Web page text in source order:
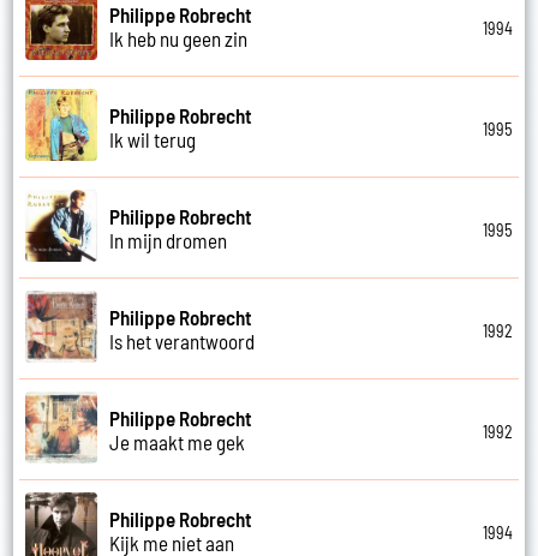
Philippe Robrecht
Ik heb nu geen zin
1994
Philippe Robrecht
Ik wil terug
1995
Philippe Robrecht
In mijn dromen
1995
Philippe Robrecht
Is het verantwoord
1992
Philippe Robrecht
Je maakt me gek
1992
Philippe Robrecht
Kijk me niet aan
1994